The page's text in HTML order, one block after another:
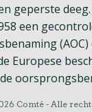
geperste
een
Europese
Comté - Alle